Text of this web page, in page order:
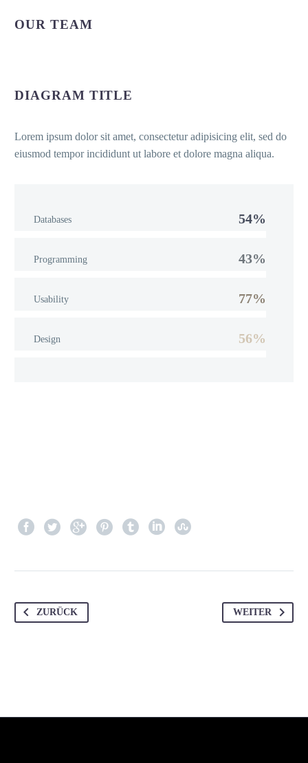
OUR TEAM
DIAGRAM TITLE
Lorem ipsum dolor sit amet, consectetur adipisicing elit, sed do
eiusmod tempor incididunt ut labore et dolore magna aliqua.
Databases 54%
Programming 43%
Usability 77%
Design 56%
ZURÜCK WEITER